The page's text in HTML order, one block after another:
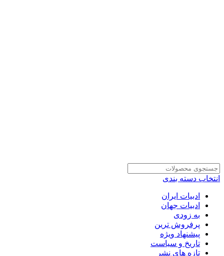
انتخاب دسته بندی
ادبیات ایران
ادبیات جهان
به زودی
پرفروش ترین
پیشنهاد ویژه
تاریخ و سیاست
تازه های نشر